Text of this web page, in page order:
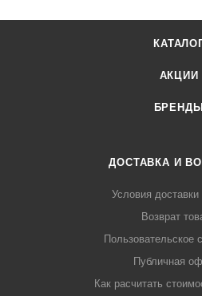
АКЦИИ
БРЕНДЫ
ДОСТАВКА И
Условия
Возврат
Пользовательское
Публичная
Как расчитать